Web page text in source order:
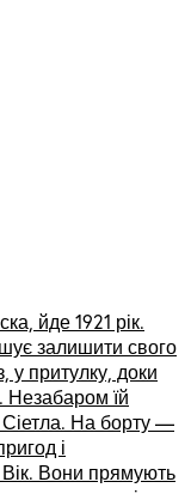
йде 1921 рік.
залишити свого
у притулку, доки
Незабаром їй
Сіетла. На борту —
і
Вік. Вони прямують